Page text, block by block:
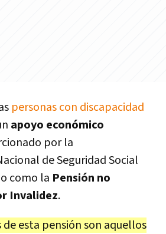
personas con discapacidad
apoyo económico
por la
de Seguridad Social
como la Pensión no
Invalidez.
de esta pensión son aquellos